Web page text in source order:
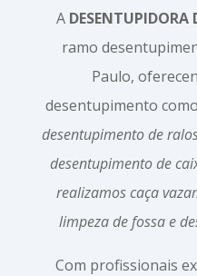
A DESENTUPIDORA
ramo
Paulo,
desentupimento
desentupimento de
desentupimento de
realizamos caça
limpeza de fossa e
Com profissionais